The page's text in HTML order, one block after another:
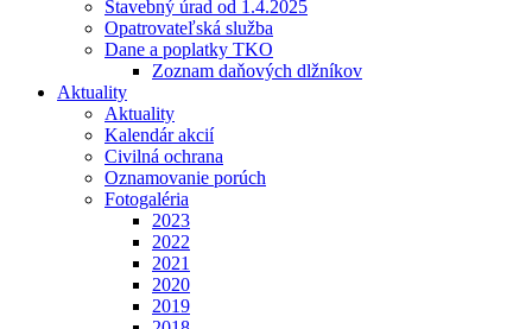
Stavebný úrad od 1.4.2025
Opatrovateľská služba
Dane a poplatky TKO
Zoznam daňových dlžníkov
Aktuality
Aktuality
Kalendár akcií
Civilná ochrana
Oznamovanie porúch
Fotogaléria
2023
2022
2021
2020
2019